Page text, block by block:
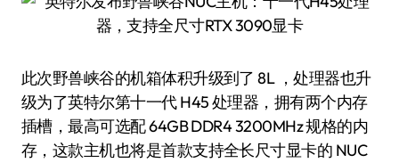
此次野兽峡谷的机箱体积升级到了 8L ，处理器也升
级为了英特尔第十一代 H45 处理器，拥有两个内存
插槽，最高可选配 64GB DDR4 3200MHz 规格的内
存，这款主机也将是首款支持全长尺寸显卡的 NUC